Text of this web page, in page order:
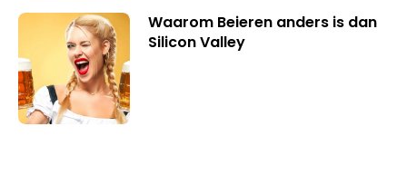
Waarom Beieren anders is dan
Silicon Valley